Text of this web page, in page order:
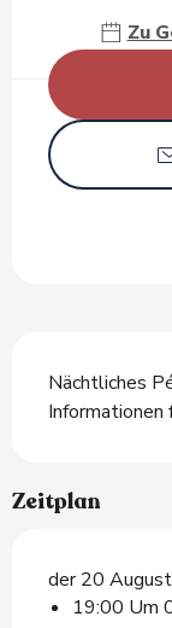
Zu
Nächtliches
Informationen
Zeitplan
der 20
19:00 Um